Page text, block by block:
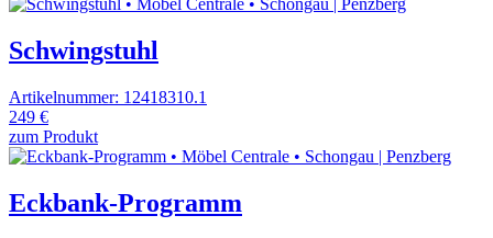
Schwingstuhl
Artikelnummer: 12418310.1
249 €
zum Produkt
Eckbank-Programm